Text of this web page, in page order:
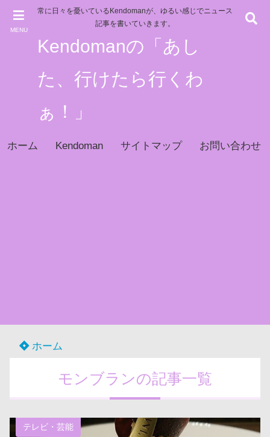
MENU
常に日々を憂いているKendomanが、ゆるい感じでニュース
記事を書いていきます。
Kendomanの「あし
た、行けたら行くわ
ぁ！」
ホーム Kendoman サイトマップ お問い合わせ
ホーム
モンブランの記事一覧
テレビ・芸能